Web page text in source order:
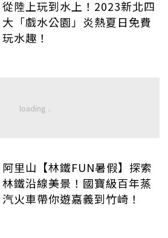
從陸上玩到水上！2023新北四
大「戲水公園」炎熱夏日免費
玩水趣！
阿里山【林鐵FUN暑假】探索
林鐵沿線美景！國寶級百年蒸
汽火車帶你遊嘉義到竹崎！